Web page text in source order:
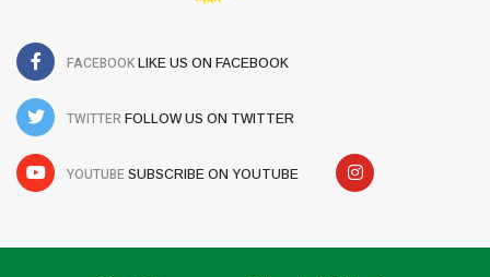
FACEBOOK LIKE US ON FACEBOOK
TWITTER FOLLOW US ON TWITTER
YOUTUBE SUBSCRIBE ON YOUTUBE